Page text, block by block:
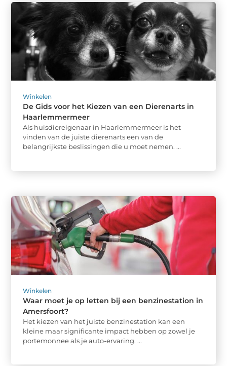
Winkelen
De Gids voor het Kiezen van een Dierenarts in
Haarlemmermeer
Als huisdiereigenaar in Haarlemmermeer is het
vinden van de juiste dierenarts een van de
belangrijkste beslissingen die u moet nemen. ...
Winkelen
Waar moet je op letten bij een benzinestation in
Amersfoort?
Het kiezen van het juiste benzinestation kan een
kleine maar significante impact hebben op zowel je
portemonnee als je auto-ervaring. ...